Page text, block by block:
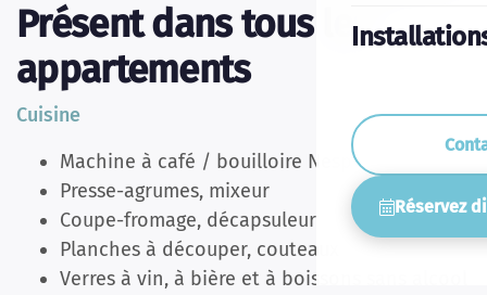
Réservez
Présent dans tous les
appartements
Cuisine
Machine à café / bouilloire Nespresso
Presse-agrumes, mixeur
Coupe-fromage, décapsuleur
Planches à découper, couteaux
Verres à vin, à bière et à boissons sans alcool